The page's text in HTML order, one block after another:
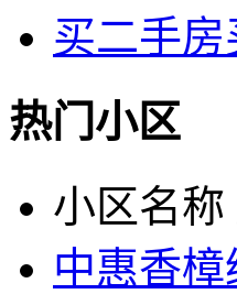
买二手
热门小区
小区名称
中惠香樟